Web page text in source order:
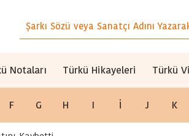
Notaları Türkü Hikayeleri Türkü
F G H I İ J K